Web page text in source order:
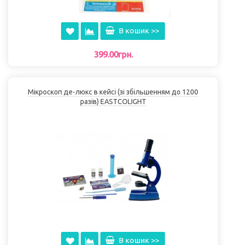
В кошик >>
399.00грн.
Мікроскоп де-люкс в кейсі (зі збільшенням до 1200
разів) EASTCOLІGHT
В кошик >>